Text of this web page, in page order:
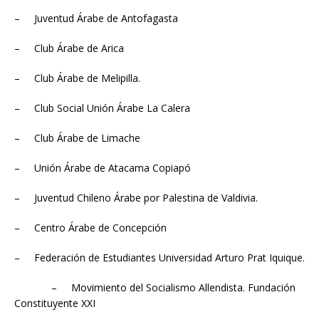
– Juventud Árabe de Antofagasta
– Club Árabe de Arica
– Club Árabe de Melipilla.
– Club Social Unión Árabe La Calera
– Club Árabe de Limache
– Unión Árabe de Atacama Copiapó
– Juventud Chileno Árabe por Palestina de Valdivia.
– Centro Árabe de Concepción
– Federación de Estudiantes Universidad Arturo Prat Iquique.
– Movimiento del Socialismo Allendista. Fundación
Constituyente XXI